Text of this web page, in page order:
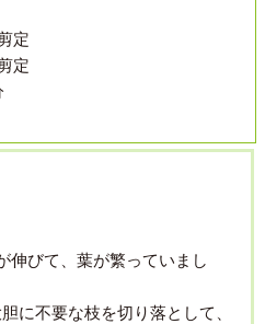
定
定
伸びて、葉が繁っていまし
に不要な枝を切り落として、